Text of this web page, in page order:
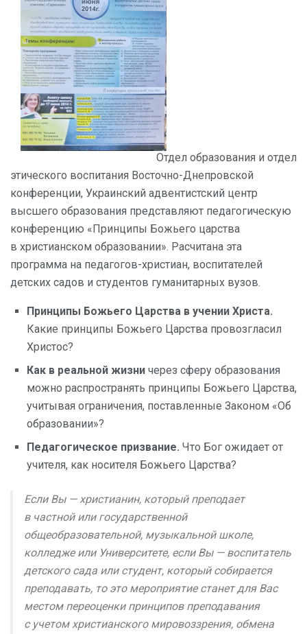
Отдел образования и отдел
этического воспитания Восточно-Днепровской
конференции, Украинский адвентистский центр
высшего образования представляют педагогическую
конференцию «Принципы Божьего царства
в христианском образовании». Расчитана эта
программа на педагогов-христиан, воспитателей
детских садов и студентов гуманитарных вузов.
Принципы Божьего Царства в учении Христа.
Какие принципы Божьего Царства провозгласил
Христос?
Как в реальной жизни через сферу образования
можно распространять принципы Божьего Царства,
учитывая ограничения, поставленные Законом «Об
образовании»?
Педагогическое призвание. Что Бог ожидает от
учителя, как носителя Божьего Царства?
Если Вы — христианин, который преподает
в частной или государственной
общеобразовательной, музыкальной школе,
колледже или Университете, если Вы — воспитатель
детского сада или студент, который собирается
преподавать, то это мероприятие станет для Вас
местом переоценки принципов преподавания
с учетом христианского мировоззрения, обмена